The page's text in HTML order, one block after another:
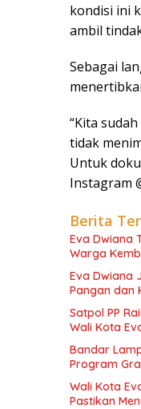
kondisi ini
ambil
Sebagai
“Kita
tidak
Untuk
Instagram
Berita
Eva Dwiana
Warga
Eva Dwiana
Pangan dan
Satpol PP
Wali Kota
Bandar
Program
Wali Kota
Pastikan